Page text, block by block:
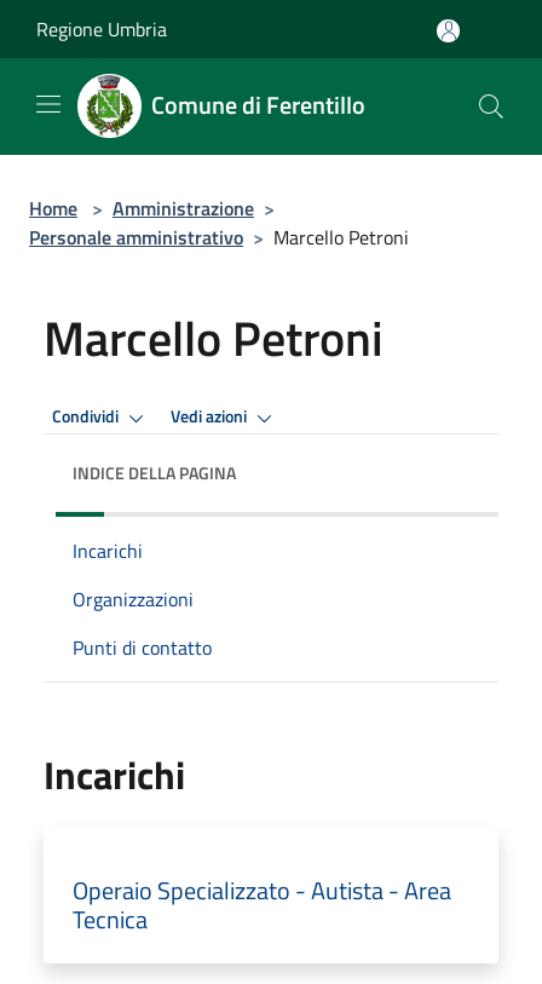
Regione Umbria
Comune di Ferentillo
Home > Amministrazione >
Personale amministrativo > Marcello Petroni
Marcello Petroni
Condividi Vedi azioni
INDICE DELLA PAGINA
Incarichi
Organizzazioni
Punti di contatto
Incarichi
Operaio Specializzato - Autista - Area
Tecnica